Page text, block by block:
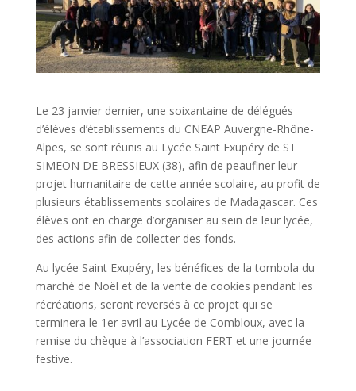
Le 23 janvier dernier, une soixantaine de délégués
d’élèves d’établissements du CNEAP Auvergne-Rhône-
Alpes, se sont réunis au Lycée Saint Exupéry de ST
SIMEON DE BRESSIEUX (38), afin de peaufiner leur
projet humanitaire de cette année scolaire, au profit de
plusieurs établissements scolaires de Madagascar. Ces
élèves ont en charge d’organiser au sein de leur lycée,
des actions afin de collecter des fonds.
Au lycée Saint Exupéry, les bénéfices de la tombola du
marché de Noël et de la vente de cookies pendant les
récréations, seront reversés à ce projet qui se
terminera le 1er avril au Lycée de Combloux, avec la
remise du chèque à l’association FERT et une journée
festive.